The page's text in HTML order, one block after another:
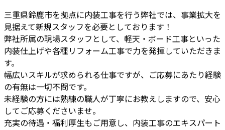
三重県鈴鹿市を拠点に内装工事を行う弊社では、事業拡大を
見据えて新規スタッフを必要としております！
弊社所属の現場スタッフとして、軽天・ボード工事といった
内装仕上げや各種リフォーム工事で力を発揮していただきま
す。
幅広いスキルが求められる仕事ですが、ご応募にあたり経験
の有無は一切不問です。
未経験の方には熟練の職人が丁寧にお教えしますので、安心
してご応募くださいませ。
充実の待遇・福利厚生もご用意し、内装工事のエキスパート